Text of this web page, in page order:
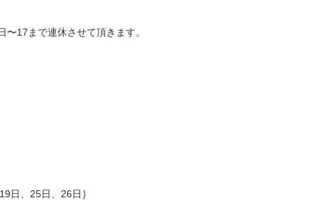
17まで連休させて頂きます。
日、25日、26日｝